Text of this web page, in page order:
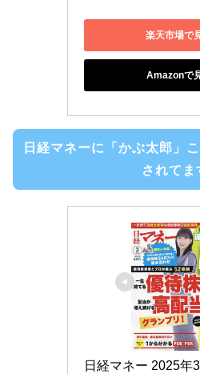
楽天市場で
Amazonで
日経マネーに「かぶ太郎」
されてま
日経マネー 2025年